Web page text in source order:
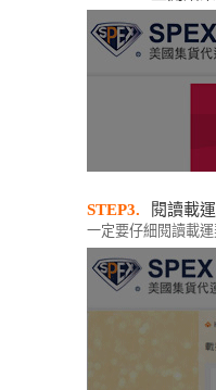
STEP3. 閱讀載
一定要仔細閱讀載